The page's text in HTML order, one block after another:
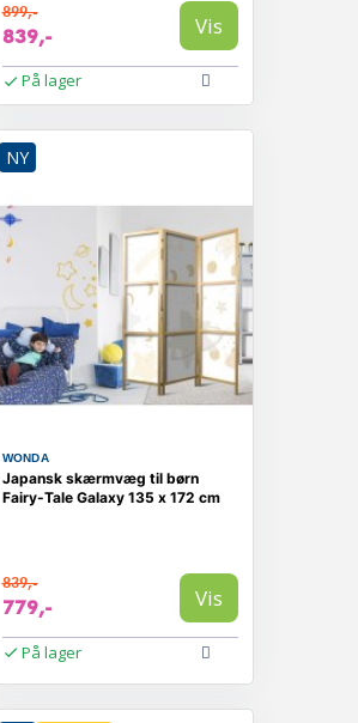
899,-
839,- Vis
På lager
NY
WONDA
Japansk skærmvæg til børn
Fairy-Tale Galaxy 135 x 172 cm
839,-
779,- Vis
På lager